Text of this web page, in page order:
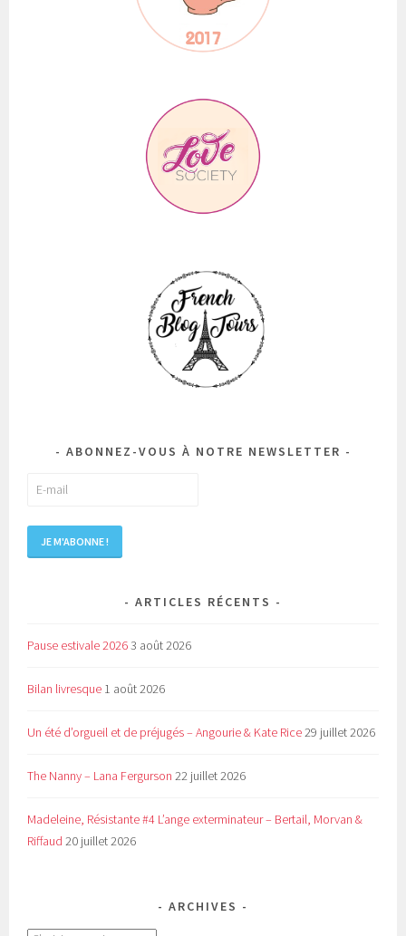
ABONNEZ-VOUS À NOTRE NEWSLETTER
ARTICLES RÉCENTS
Pause estivale 20263 août 2026
Bilan livresque 1 août 2026
Un été d’orgueil et de préjugés – Angourie & Kate Rice29 juillet 2026
The Nanny – Lana Fergurson 22 juillet 2026
Madeleine, Résistante #4 L’ange exterminateur – Bertail, Morvan &
Riffaud 20 juillet 2026
ARCHIVES